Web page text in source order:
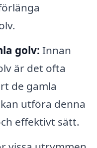
golv: Innan
är det ofta
de gamla
utföra denna
effektivt sätt.